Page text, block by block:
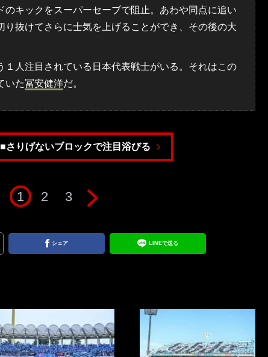
のキックをスーパーセーブで阻止。あわや同点に追い
り抜けてさらに士気を上げることができ、その後の大
人注目されている日本代表戦士がいる。それはこの
いた冨安健洋だ。
さりげないブロックで注目浴びる
1 2 3
シェア LINEで送る